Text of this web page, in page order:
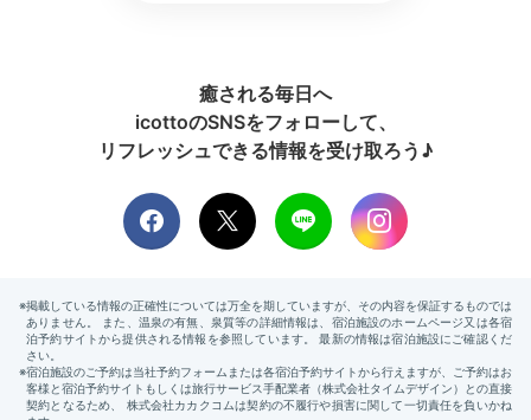
きのこ王国にようこそ♪
の販売だけでなく、北海道の特産物を始め2000種類以
上の品ぞろえのお土産が並びます。旅土産を購入するの
にもぴったり◎きのこたっぷりの「キノコ汁」は必食の
一杯。
癒される毎日へ
icottoのSNSをフォローして、
リフレッシュできる情報を受け取ろう♪